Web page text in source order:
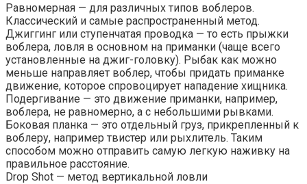
Равномерная — для различных типов воблеров.
Классический и самые распространенный метод.
Джиггинг или ступенчатая проводка — то есть прыжки
воблера, ловля в основном на приманки (чаще всего
установленные на джиг-головку). Рыбак как можно
меньше направляет воблер, чтобы придать приманке
движение, которое спровоцирует нападение хищника.
Подергивание — это движение приманки, например,
воблера, не равномерно, а с небольшими рывками.
Боковая планка — это отдельный груз, прикрепленный к
воблеру, например твистер или рыхлитель. Таким
способом можно отправить самую легкую наживку на
правильное расстояние.
Drop Shot — метод вертикальной ловли